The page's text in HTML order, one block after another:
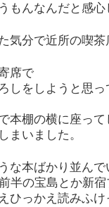
もんなんだと感心
気分で近所の喫
席で
しをしようと思
本棚の横に座っ
まいました。
な本ばかり並んで
半の宝島とか新
ひっかえ読みふけ